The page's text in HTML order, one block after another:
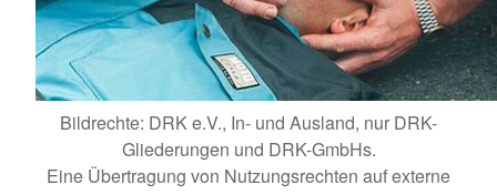
Bildrechte: DRK e.V., In- und Ausland, nur DRK-
Gliederungen und DRK-GmbHs.
Eine Übertragung von Nutzungsrechten auf externe